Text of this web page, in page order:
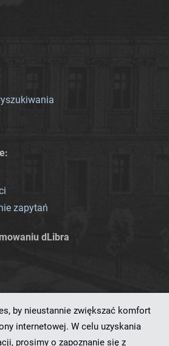
zapytań
dLibra
by nieustannie zwiększać komfort
internetowej. W celu uzyskania
prosimy o zapoznanie się z